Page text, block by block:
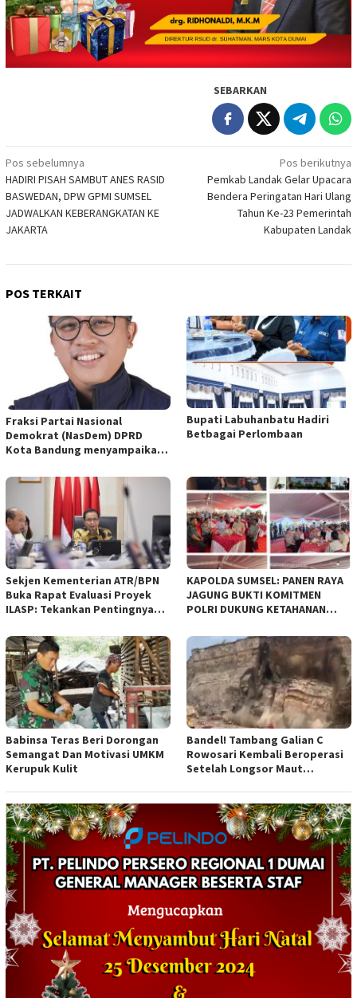
SEBARKAN
Navigasi
pos
Pos sebelumnya
HADIRI PISAH SAMBUT ANES RASID
BASWEDAN, DPW GPMI SUMSEL
JADWALKAN KEBERANGKATAN KE
JAKARTA
Pos berikutnya
Pemkab Landak Gelar Upacara
Bendera Peringatan Hari Ulang
Tahun Ke-23 Pemerintah
Kabupaten Landak
POS TERKAIT
Fraksi Partai Nasional
Demokrat (NasDem) DPRD
Kota Bandung menyampaikan
empat Rancangan Peraturan
Daerah (Raperda) yang
diajukan Pemerintah Kota
Bandung
Bupati Labuhanbatu Hadiri
Betbagai Perlombaan
Sekjen Kementerian ATR/BPN
Buka Rapat Evaluasi Proyek
ILASP: Tekankan Pentingnya
Anggaran
KAPOLDA SUMSEL: PANEN RAYA
JAGUNG BUKTI KOMITMEN
POLRI DUKUNG KETAHANAN
Babinsa Teras Beri Dorongan
Semangat Dan Motivasi UMKM
Kerupuk Kulit
Bandel! Tambang Galian C
Rowosari Kembali Beroperasi
Setelah Longsor Maut